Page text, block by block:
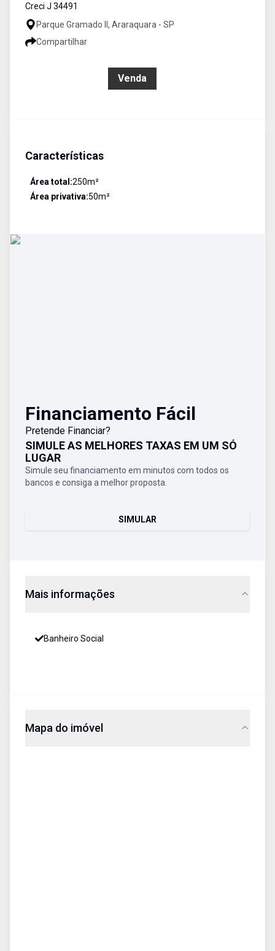
Creci J 34491
Parque Gramado II, Araraquara - SP
Compartilhar
Venda
Características
Área total:250m²
Área privativa:50m²
Financiamento Fácil
Pretende Financiar?
SIMULE AS MELHORES TAXAS EM UM SÓ
LUGAR
Simule seu financiamento em minutos com todos os
bancos e consiga a melhor proposta.
SIMULAR
Mais informações
Banheiro Social
Mapa do imóvel